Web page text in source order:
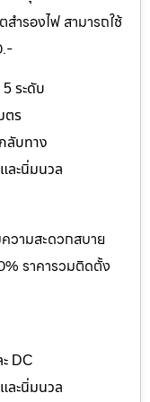
ำรองไฟ สามารถใช้
ระดับ
ตร
ลับทาง
ละนิ่มนวล
วามสะดวกสบาย
ราคารวมติดตั้ง
DC
ละนิ่มนวล